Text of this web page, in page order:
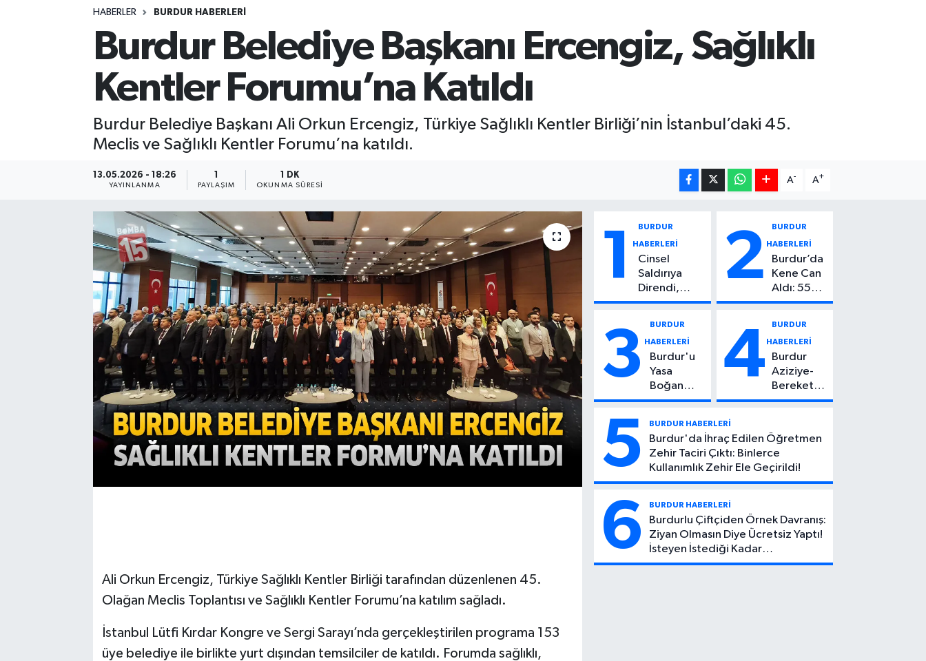
HABERLER BURDUR HABERLERİ
Burdur Belediye Başkanı Ercengiz, Sağlıklı
Kentler Forumu’na Katıldı
Burdur Belediye Başkanı Ali Orkun Ercengiz, Türkiye Sağlıklı Kentler Birliği’nin İstanbul’daki 45.
Meclis ve Sağlıklı Kentler Forumu’na katıldı.
13.05.2026 - 18:26
YAYINLANMA PAYLAŞIM
1 DK
OKUNMA SÜRESI
A- A+
Ali Orkun Ercengiz, Türkiye Sağlıklı Kentler Birliği tarafından düzenlenen 45.
Olağan Meclis Toplantısı ve Sağlıklı Kentler Forumu’na katılım sağladı.
İstanbul Lütfi Kırdar Kongre ve Sergi Sarayı’nda gerçekleştirilen programa 153
üye belediye ile birlikte yurt dışından temsilciler de katıldı. Forumda sağlıklı,
1 BURDUR
HABERLERİ
Cinsel
Saldırıya
Direndi,
Başından
Çocuktan
Kötü Haber!
2 BURDUR
HABERLERİ
Burdur’da
Kene Can
Aldı: 55
Yaşındaki
Kaybetti
3 BURDUR
HABERLERİ
Burdur'u
Yasa
Boğan
Ölüm:
Can Atıcı
Genç
Yaşta
Yaşamını
Yitirdi
4 BURDUR
HABERLERİ
Burdur
Aziziye-
Bereket
Köyü
Feci Kaza:
1 Ölü, 2
Yaralı
5 BURDUR HABERLERİ
Burdur'da İhraç Edilen Öğretmen
Zehir Taciri Çıktı: Binlerce
Kullanımlık Zehir Ele Geçirildi!
6 BURDUR HABERLERİ
Burdurlu Çiftçiden Örnek Davranış:
Ziyan Olmasın Diye Ücretsiz Yaptı!
İsteyen İstediği Kadar
Toplayabilecek